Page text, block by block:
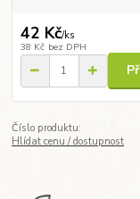
42 Kč/ks
38 Kč bez DPH
Číslo produktu:
Hlídat cenu / dostupnost